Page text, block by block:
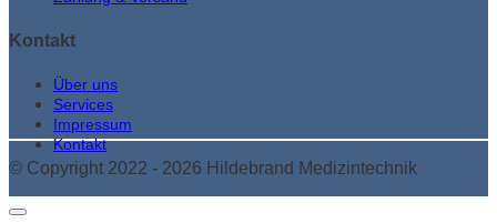
Kontakt
Über uns
Services
Impressum
Kontakt
© Copyright 2022 - 2026 Hildebrand Medizintechnik